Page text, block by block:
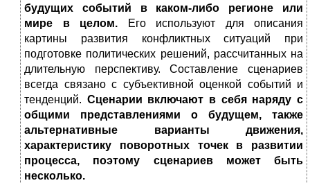
будущих событий в каком-либо регионе или
мире в целом.
Его используют для описания
картины развития конфликтных ситуаций при
подготовке политических решений, рассчитанных на
длительную перспективу. Составление сценариев
всегда связано с субъективной оценкой событий и
тенденций. Сценарии включают в себя наряду с
общими представлениями о будущем, также
альтернативные варианты движения,
характеристику поворотных точек в развитии
процесса, поэтому сценариев может быть
несколько.